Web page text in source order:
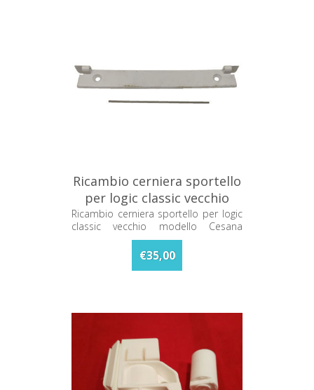
Ricambio cerniera sportello
per logic classic vecchio
modello Cesana 770/12
Ricambio cerniera sportello per logic
classic vecchio modello Cesana
€35,00